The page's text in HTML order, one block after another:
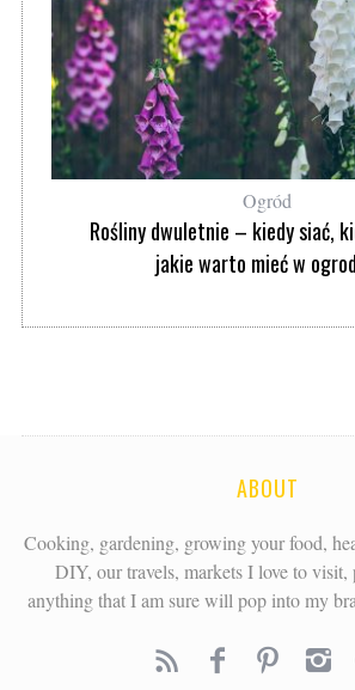
Ogród
Rośliny dwuletnie – kiedy siać,
jakie warto mieć w
ABOUT
Cooking, gardening, growing your food,
DIY, our travels, markets I love to visit,
anything that I am sure will pop into my